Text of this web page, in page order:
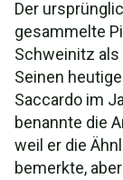
Der
gesammelte
Schweinitz
Seinen
Saccardo im
benannte die
weil er die
bemerkte,